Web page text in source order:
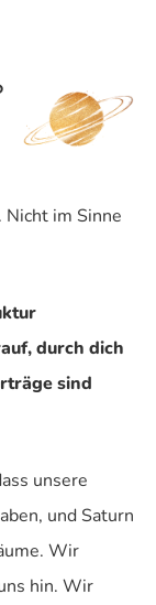
Nicht im Sinne
durch dich
sind
unsere
und Saturn
Wir
hin. Wir